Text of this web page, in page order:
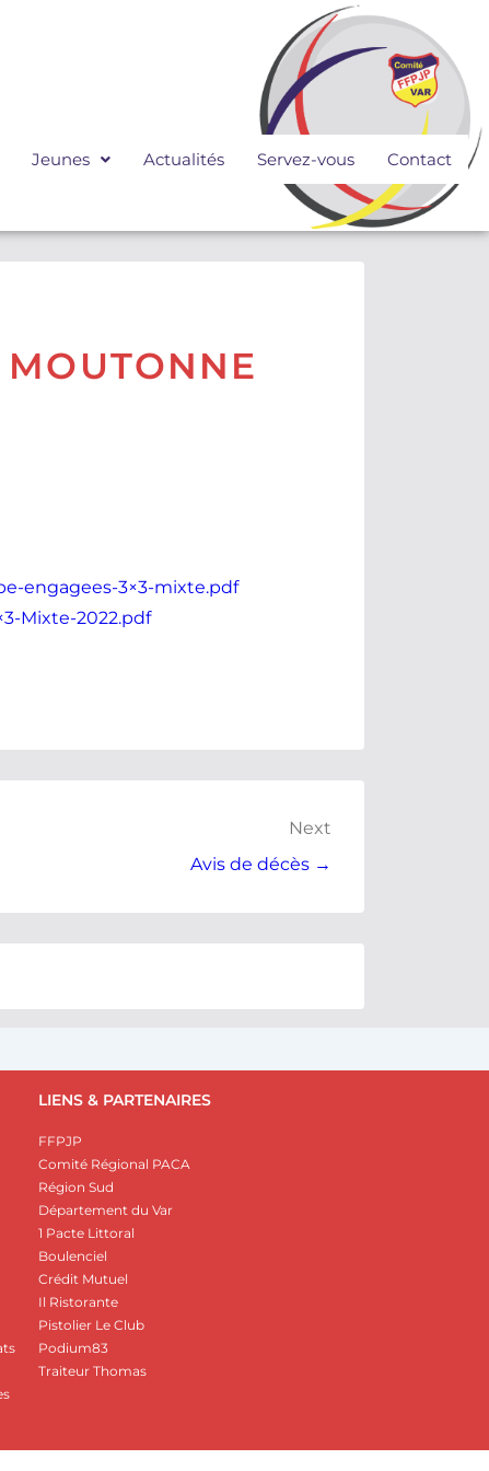
Jeunes Actualités Servez-vous Contact
engagees-3×3-mixte.pdf
Mixte-2022.pdf
Next
Avis de décès →
LIENS & PARTENAIRES
FFPJP
Comité Régional PACA
Région Sud
Département du Var
1 Pacte Littoral
Boulenciel
Crédit Mutuel
Il Ristorante
Pistolier Le Club
Podium83
Traiteur Thomas